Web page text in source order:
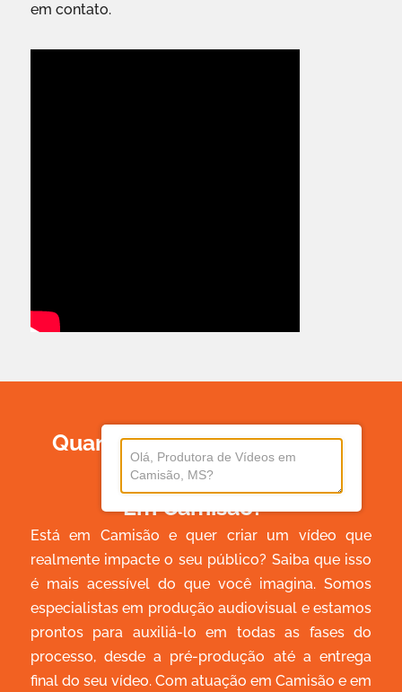
em contato.
Quanto Custa Produzir Um
Vídeo
Em Camisão?
Está em Camisão e quer criar um vídeo que
realmente impacte o seu público? Saiba que isso
é mais acessível do que você imagina. Somos
especialistas em produção audiovisual e estamos
prontos para auxiliá-lo em todas as fases do
processo, desde a pré-produção até a entrega
final do seu vídeo. Com atuação em Camisão e em